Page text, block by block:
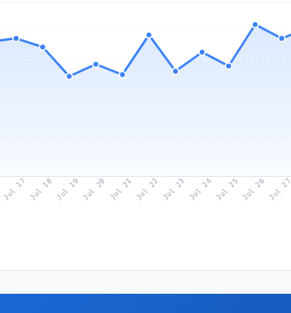
Jul 17 Jul 18Jul 19 Jul 20 Jul 21 Jul 22 Jul 23 Jul 24Jul 25 Jul 26Jul 27